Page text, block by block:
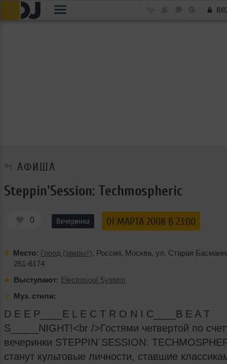
АФИША
Steppin'Session: Techmospheric
0 Вечеринка 01 МАРТА 2008 В 23:00
Место: Город (закрыт), Россия, Москва, ул. Старая
261-6174
Выступают: Electrosoul System
Муз. стили:
D E E P____E L E C T R O N I C____B E A T
S_____NIGHT!<br />Гостями четвертой по
вечеринки STEPPIN`SESSION:
станут культовые личности, ставшие